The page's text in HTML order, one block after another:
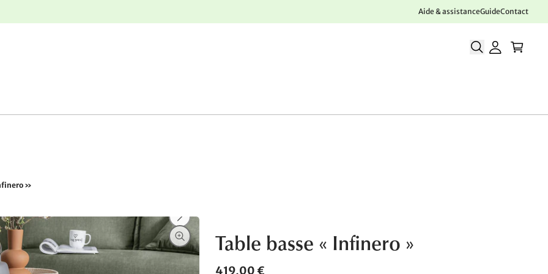
Aide & assistanceGuideContact
»
Table basse « Infinero »
419,00 €